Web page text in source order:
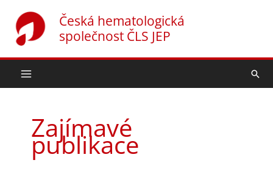
obsah
Česká hematologická
společnost ČLS JEP
Zajímavé
publikace